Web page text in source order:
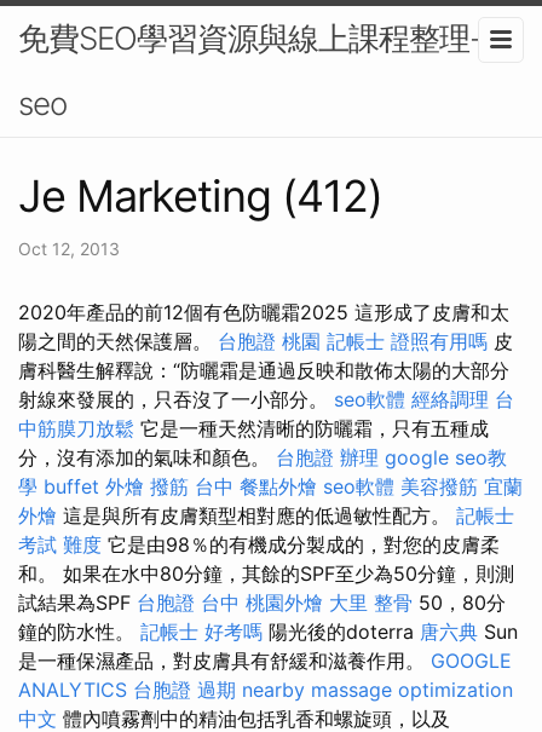
免費SEO學習資源與線上課程整理-
seo
Je Marketing (412)
Oct 12, 2013
2020年產品的前12個有色防曬霜2025 這形成了皮膚和太
陽之間的天然保護層。 台胞證 桃園 記帳士 證照有用嗎 皮
膚科醫生解釋說：“防曬霜是通過反映和散佈太陽的大部分
射線來發展的，只吞沒了一小部分。 seo軟體 經絡調理 台
中筋膜刀放鬆 它是一種天然清晰的防曬霜，只有五種成
分，沒有添加的氣味和顏色。 台胞證 辦理 google seo教
學 buffet 外燴 撥筋 台中 餐點外燴 seo軟體 美容撥筋 宜蘭
外燴 這是與所有皮膚類型相對應的低過敏性配方。 記帳士
考試 難度 它是由98％的有機成分製成的，對您的皮膚柔
和。 如果在水中80分鐘，其餘的SPF至少為50分鐘，則測
試結果為SPF 台胞證 台中 桃園外燴 大里 整骨 50，80分
鐘的防水性。 記帳士 好考嗎 陽光後的doterra 唐六典 Sun
是一種保濕產品，對皮膚具有舒緩和滋養作用。 GOOGLE
ANALYTICS 台胞證 過期 nearby massage optimization
中文 體內噴霧劑中的精油包括乳香和螺旋頭，以及